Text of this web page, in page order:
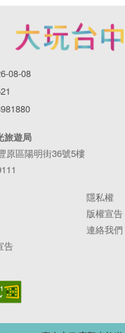
08-08
旅遊局
原區陽明街36號5樓
隱私權
版權宣告
連絡我們
告